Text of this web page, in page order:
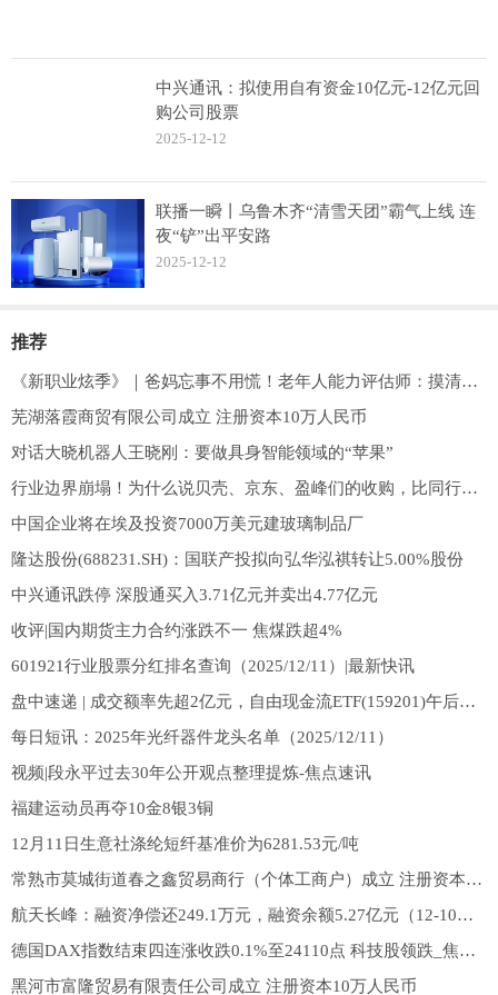
中兴通讯：拟使用自有资金10亿元-12亿元回
购公司股票
2025-12-12
联播一瞬丨乌鲁木齐“清雪天团”霸气上线 连
夜“铲”出平安路
2025-12-12
推荐
《新职业炫季》｜爸妈忘事不用慌！老年人能力评估师：摸清长辈状况+解锁新职业
芜湖落霞商贸有限公司成立 注册资本10万人民币
对话大晓机器人王晓刚：要做具身智能领域的“苹果”
行业边界崩塌！为什么说贝壳、京东、盈峰们的收购，比同行价格战可怕十倍？
中国企业将在埃及投资7000万美元建玻璃制品厂
隆达股份(688231.SH)：国联产投拟向弘华泓祺转让5.00%股份
中兴通讯跌停 深股通买入3.71亿元并卖出4.77亿元
收评|国内期货主力合约涨跌不一 焦煤跌超4%
601921行业股票分红排名查询（2025/12/11）|最新快讯
盘中速递 | 成交额率先超2亿元，自由现金流ETF(159201)午后调整打开低位布局窗口_焦点热闻
每日短讯：2025年光纤器件龙头名单（2025/12/11）
视频|段永平过去30年公开观点整理提炼-焦点速讯
福建运动员再夺10金8银3铜
12月11日生意社涤纶短纤基准价为6281.53元/吨
常熟市莫城街道春之鑫贸易商行（个体工商户）成立 注册资本3万人民币|微动态
航天长峰：融资净偿还249.1万元，融资余额5.27亿元（12-10）|最新消息
德国DAX指数结束四连涨收跌0.1%至24110点 科技股领跌_焦点速读
黑河市富隆贸易有限责任公司成立 注册资本10万人民币